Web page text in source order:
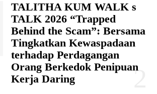
TALITHA KUM WALK s
TALK 2026 “Trapped
Behind the Scam”: Bersama
Tingkatkan Kewaspadaan
terhadap Perdagangan
Orang Berkedok Penipuan
Kerja Daring